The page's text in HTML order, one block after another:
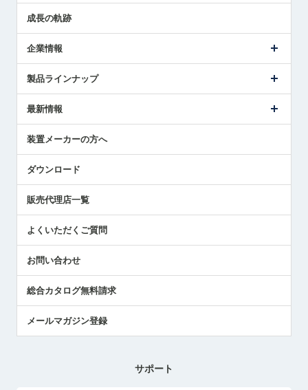
成長の軌跡
企業情報
ごあいさつ
受賞履歴
採用情報
国/地域/言語
製品ラインナップ
ツールセッタ製品
エアマイクロセンサ製品
最新情報
メトロールの技術
社員ブログ
中小企業のBCP地震対策
センサのテクニカルガイド
社長ブログ
装置メーカーの方へ
ダウンロード
販売代理店一覧
よくいただくご質問
お問い合わせ
総合カタログ無料請求
メールマガジン登録
サポート